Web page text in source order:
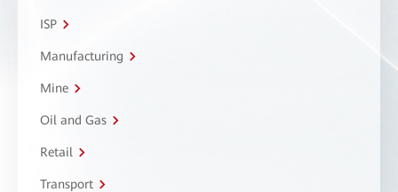
ISP
Manufacturing
Mine
Oil and Gas
Retail
Transport